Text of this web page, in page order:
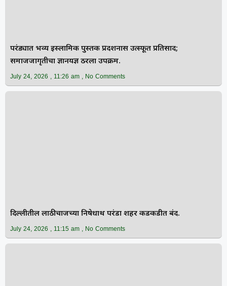
परंड्यात भव्य इस्लामिक पुस्तक प्रदर्शनास उत्स्फूर्त प्रतिसाद;
समाजजागृतीचा ज्ञानयज्ञ ठरला उपक्रम.
July 24, 2026 11:26 am No Comments
दिल्लीतील लाठीचार्जच्या निषेधार्थ परंडा शहर कडकडीत बंद.
July 24, 2026 11:15 am No Comments